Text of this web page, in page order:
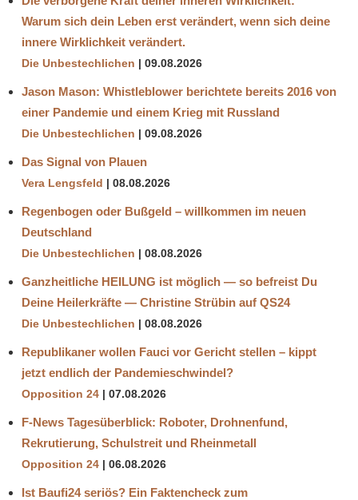
Warum sich dein Leben erst verändert, wenn sich deine
innere Wirklichkeit verändert.
Die Unbestechlichen 09.08.2026
Jason Mason: Whistleblower berichtete bereits 2016 von
einer Pandemie und einem Krieg mit Russland
Die Unbestechlichen 09.08.2026
Das Signal von Plauen
Vera Lengsfeld 08.08.2026
Regenbogen oder Bußgeld – willkommen im neuen
Deutschland
Die Unbestechlichen 08.08.2026
Ganzheitliche HEILUNG ist möglich — so befreist Du
Deine Heilerkräfte — Christine Strübin auf QS24
Die Unbestechlichen 08.08.2026
Republikaner wollen Fauci vor Gericht stellen – kippt
jetzt endlich der Pandemieschwindel?
Opposition 24 07.08.2026
F-News Tagesüberblick: Roboter, Drohnenfund,
Rekrutierung, Schulstreit und Rheinmetall
Opposition 24 06.08.2026
Ist Baufi24 seriös? Ein Faktencheck zum